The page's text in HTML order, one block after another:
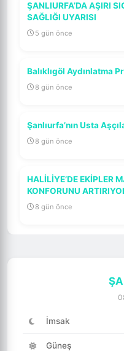
ŞANLIURFA’DA AŞIRI
SAĞLIĞI UYARISI
5 gün önce
Balıklıgöl Aydınlatma
8 gün önce
Şanlıurfa’nın Usta
8 gün önce
HALİLİYE’DE EKİPLER
KONFORUNU
8 gün önce
İmsak
Güneş